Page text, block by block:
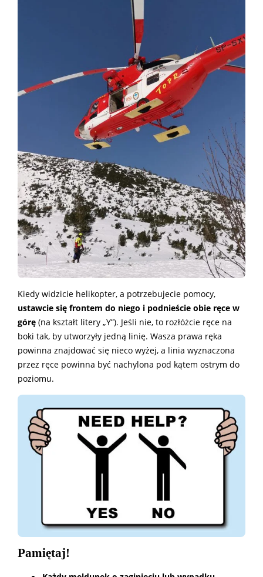
Kiedy widzicie helikopter, a potrzebujecie pomocy,
ustawcie się frontem do niego i podnieście obie ręce w
górę (na kształt litery „Y”). Jeśli nie, to rozłóżcie ręce na
boki tak, by utworzyły jedną linię. Wasza prawa ręka
powinna znajdować się nieco wyżej, a linia wyznaczona
przez ręce powinna być nachylona pod kątem ostrym do
poziomu.
Pamiętaj!